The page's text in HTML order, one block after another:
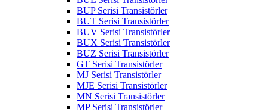
BUP Serisi Transistörler
BUT Serisi Transistörler
BUV Serisi Transistörler
BUX Serisi Transistörler
BUZ Serisi Transistörler
GT Serisi Transistörler
MJ Serisi Transistörler
MJE Serisi Transistörler
MN Serisi Transistörler
MP Serisi Transistörler